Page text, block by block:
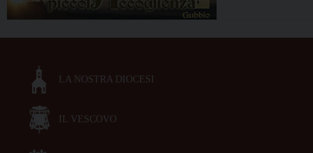
LA NOSTRA DIOCESI
IL VESCOVO